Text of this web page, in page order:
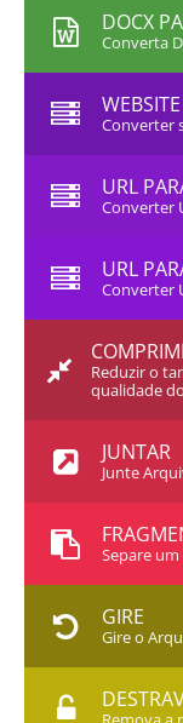
DOCX
Converta
Converter
URL
Converter
URL
Converter
Reduzir o
qualidade
JUNTAR
Junte
Separe
GIRE
Gire o